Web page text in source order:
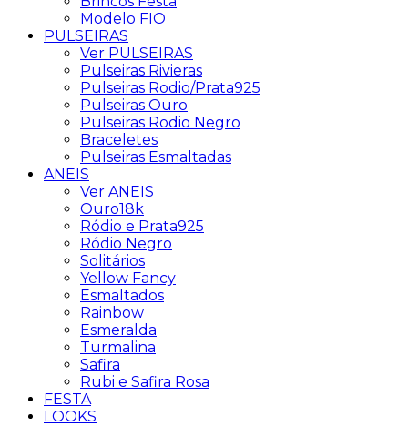
Modelo FIO
PULSEIRAS
Ver PULSEIRAS
Pulseiras Rivieras
Pulseiras Rodio/Prata925
Pulseiras Ouro
Pulseiras Rodio Negro
Braceletes
Pulseiras Esmaltadas
ANEIS
Ver ANEIS
Ouro18k
Ródio e Prata925
Ródio Negro
Solitários
Yellow Fancy
Esmaltados
Rainbow
Esmeralda
Turmalina
Safira
Rubi e Safira Rosa
FESTA
LOOKS